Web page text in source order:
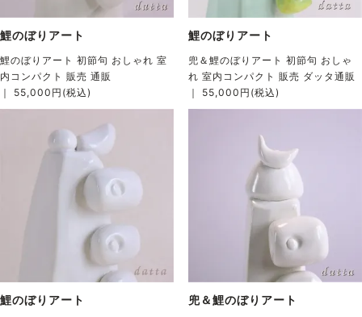
鯉のぼりアート
鯉のぼりアート 初節句 おしゃれ 室
内コンパクト 販売 通販
｜ 55,000円(税込)
鯉のぼりアート
兜＆鯉のぼりアート 初節句 おしゃ
れ 室内コンパクト 販売 ダッタ通販
｜ 55,000円(税込)
鯉のぼりアート 兜＆鯉のぼりアート